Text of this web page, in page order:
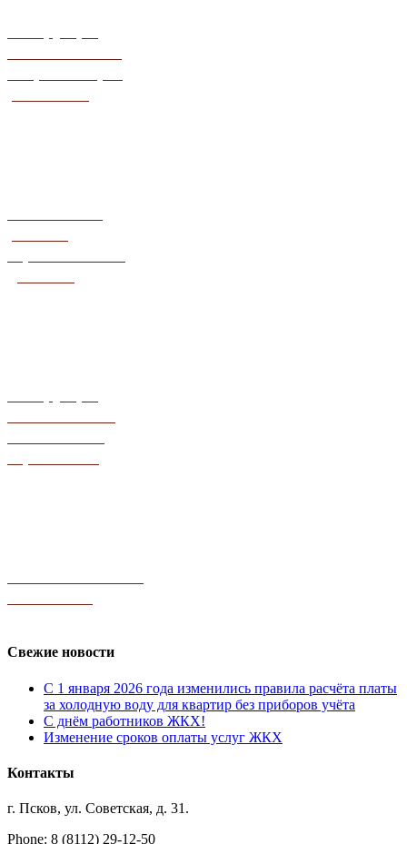
Свежие новости
С 1 января 2026 года изменились правила расчёта платы
за холодную воду для квартир без приборов учёта
С днём работников ЖКХ!
Изменение сроков оплаты услуг ЖКХ
Контакты
г. Псков, ул. Советская, д. 31.
Phone: 8 (8112) 29-12-50